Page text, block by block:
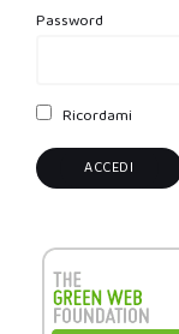
Password
Ricordami